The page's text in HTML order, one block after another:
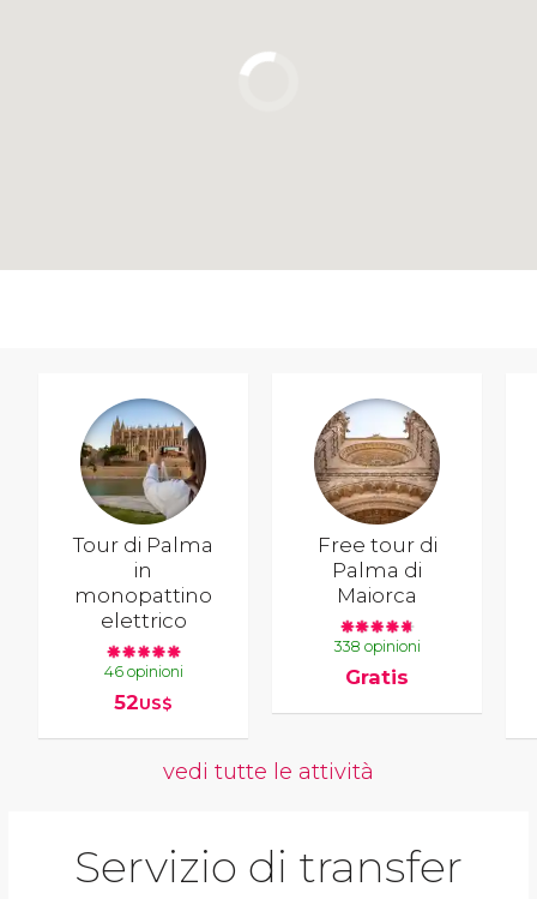
Tour di Palma
in
monopattino
elettrico
46 opinioni
52US$
Free tour di
Palma di
Maiorca
338 opinioni
Gratis
vedi tutte le attività
Servizio di transfer